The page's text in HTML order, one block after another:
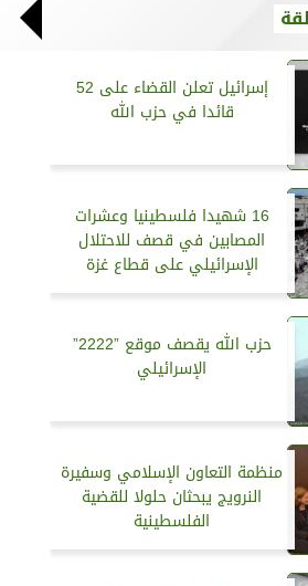
إسرائيل تعلن القضاء على 52
قائدا في حزب الله
16 شهيدا فلسطينيا وعشرات
المصابين في قصف للاحتلال
الإسرائيلي على قطاع غزة
حزب الله يقصف موقع ”2222”
الإسرائيلي
منظمة التعاون الإسلامي وسفيرة
النرويج يبحثان حلولا للقضية
الفلسطينية